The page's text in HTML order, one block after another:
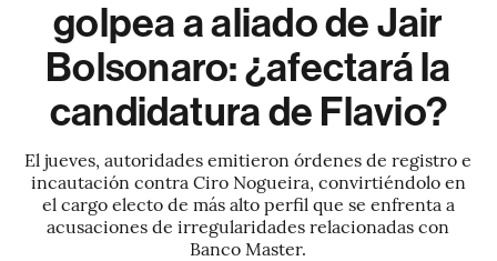
golpea a aliado de Jair
Bolsonaro: ¿afectará la
candidatura de Flavio?
El jueves, autoridades emitieron órdenes de registro e
incautación contra Ciro Nogueira, convirtiéndolo en
el cargo electo de más alto perfil que se enfrenta a
acusaciones de irregularidades relacionadas con
Banco Master.